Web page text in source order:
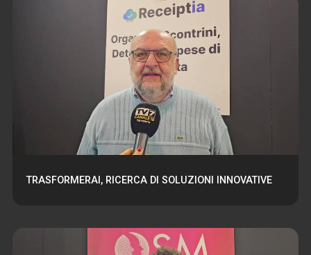
TRASFORMERAI, RICERCA DI SOLUZIONI INNOVATIVE